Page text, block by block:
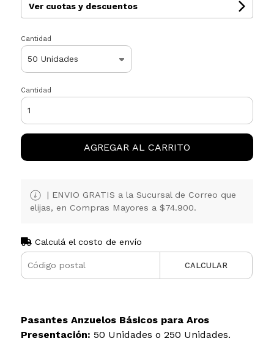
Ver cuotas y descuentos
Cantidad
Cantidad
AGREGAR AL CARRITO
| ENVIO GRATIS a la Sucursal de Correo que
elijas, en Compras Mayores a $74.900.
Calculá el costo de envío
CALCULAR
Pasantes Anzuelos Básicos para Aros
Presentación: 50 Unidades o 250 Unidades.